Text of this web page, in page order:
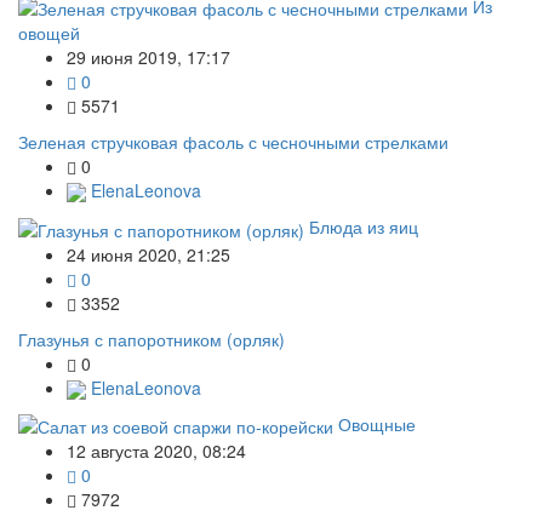
Из
овощей
29 июня 2019, 17:17
0
5571
Зеленая стручковая фасоль с чесночными стрелками
0
ElenaLeonova
Блюда из яиц
24 июня 2020, 21:25
0
3352
Глазунья с папоротником (орляк)
0
ElenaLeonova
Овощные
12 августа 2020, 08:24
0
7972